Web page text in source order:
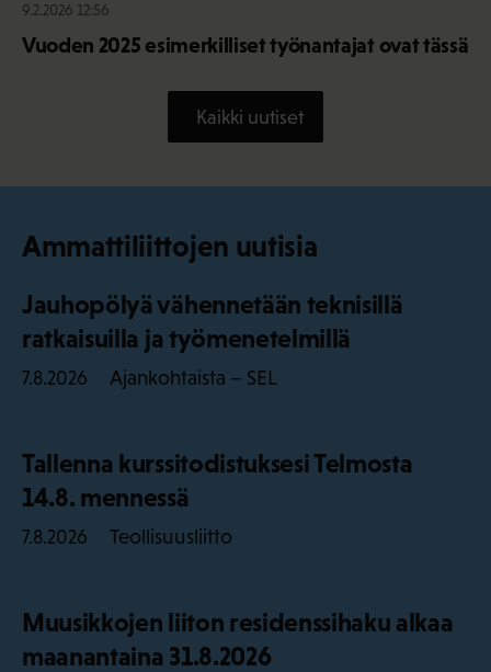
9.2.2026 12:56
Vuoden 2025 esimerkilliset työnantajat ovat tässä
Kaikki uutiset
Ammattiliittojen uutisia
Jauhopölyä vähennetään teknisillä
ratkaisuilla ja työmenetelmillä
7.8.2026 Ajankohtaista – SEL
Tallenna kurssitodistuksesi Telmosta
14.8. mennessä
7.8.2026 Teollisuusliitto
Muusikkojen liiton residenssihaku alkaa
maanantaina 31.8.2026